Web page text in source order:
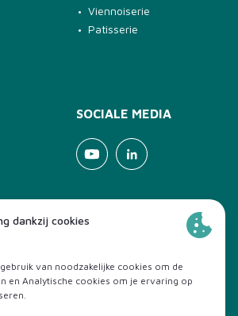
Viennoiserie
Patisserie
SOCIALE MEDIA
Youtube
Verkoopsvoorwaarden